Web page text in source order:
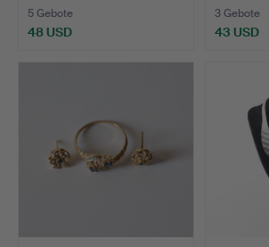
5 Gebote
48 USD
3 Gebote
43 USD